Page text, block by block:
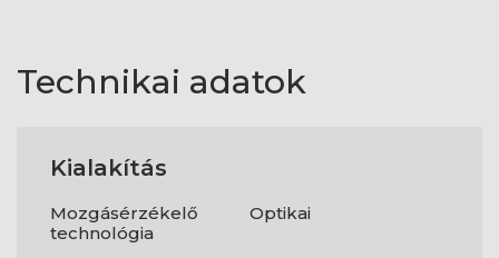
Technikai adatok
Kialakítás
Mozgásérzékelő
technológia
Optikai